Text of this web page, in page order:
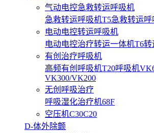
气动电控急救转运呼吸机
急救转运呼吸机T5急救转运呼
电动电控转运呼吸机
电动电控治疗转运一体机T6转
有创治疗呼吸机
高频有创呼吸机T20呼吸机
VK300/VK200
无创呼吸治疗
呼吸湿化治疗机68F
空压机C30C20
D-体外除颤